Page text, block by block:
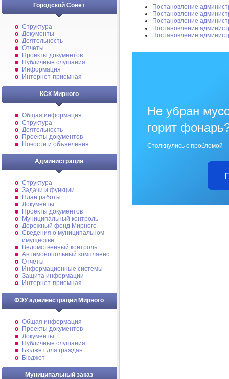
Городской Совет
Структура
Документы
Деятельность
Отчеты
Проекты документов
Публичные слушания
Информация
Интернет-приемная
КСК Мирного
Общая информация
Структура
Деятельность
Проекты документов
Новости и объявления
Администрация
Структура
Задачи и функции
План работы
Документы
Проекты документов
Муниципальный контроль
Дорожный фонд Мирного
Cведения о муниципальном
имуществе
Ведомственный контроль
Антимонопольный комплаенс
Отчеты
Информационные системы
Защита информации
Интернет-приемная
ФЭУ администрации Мирного
Общая информация
Проекты документов
Документы
Публичные слушания
Бюджет для граждан
Бюджет
Муниципальный заказ
Постановление
Постановление
Постановление
Постановление
Постановление
Не убран
горит
Столкнулись с проблемой